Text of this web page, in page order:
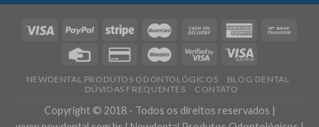
NEWDENTAL PRODUTOS ODONTOLÓGICOS
BLOG DENTAL
DÚVIDAS FREQUENTES
CONTATO
Copyright © 2018 - Todos os direitos reservados |